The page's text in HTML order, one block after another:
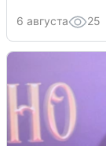
6 августа 25